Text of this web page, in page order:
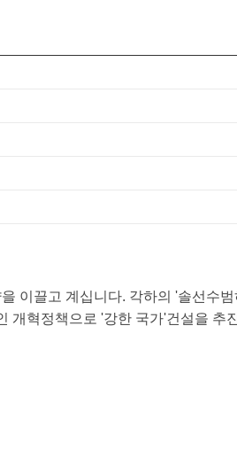
이끌고 계십니다. 각하의 '솔선수
개혁정책으로 '강한 국가'건설을 추